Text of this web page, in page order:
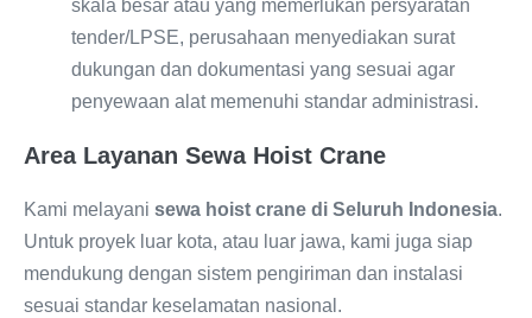
skala besar atau yang memerlukan persyaratan
tender/LPSE, perusahaan menyediakan surat
dukungan dan dokumentasi yang sesuai agar
penyewaan alat memenuhi standar administrasi.
Area Layanan Sewa Hoist Crane
Kami melayani sewa hoist crane di Seluruh Indonesia.
Untuk proyek luar kota, atau luar jawa, kami juga siap
mendukung dengan sistem pengiriman dan instalasi
sesuai standar keselamatan nasional.